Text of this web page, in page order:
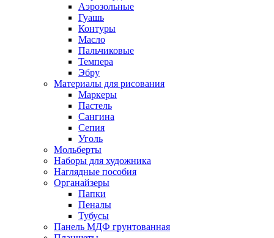
Аэрозольные
Гуашь
Контуры
Масло
Пальчиковые
Темпера
Эбру
Материалы для рисования
Маркеры
Пастель
Сангина
Сепия
Уголь
Мольберты
Наборы для художника
Наглядные пособия
Органайзеры
Папки
Пеналы
Тубусы
Панель МДФ грунтованная